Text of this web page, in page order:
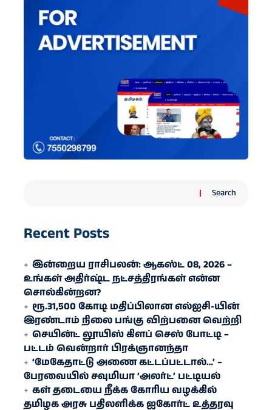
Search
Recent Posts
இன்றைய ராசிபலன்: ஆகஸ்ட் 08, 2026 –
உங்கள் அதிர்ஷ்ட நட்சத்திரங்கள் என்ன
சொல்கின்றன?
ரூ.31,500 கோடி மதிப்பிலான எல்ஐசி-​யின்
இரண்​டாம் நிலை பங்கு விற்பனை வெற்றி
செயின்ட் லூயிஸ் கிளப் செஸ் போட்டி –
பட்டம் வென்றார் பிரக்ஞானந்தா
‘மேகேதாட்டு அணை கட்டப்பட்டால்…’ –
பேரவையில் சவுமியா ‘அலர்ட்’ பட்டியல்
கள் தடையை நீக்க கோரிய வழக்கில்
தமிழக அரசு பதிலளிக்க ஐகோர்ட் உத்தரவு